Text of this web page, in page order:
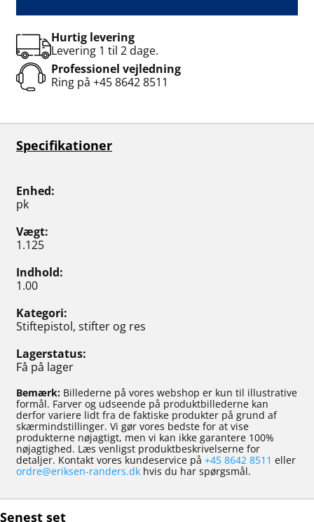
Hurtig levering
Levering 1 til 2 dage.
Professionel vejledning
Ring på +45 8642 8511
Specifikationer
Enhed
pk
Vægt
1.125
Indhold
1.00
Kategori
Stiftepistol, stifter og res
Lagerstatus
Få på lager
Bemærk: Billederne på vores webshop er kun til illustrative
formål. Farver og udseende på produktbillederne kan
derfor variere lidt fra de faktiske produkter på grund af
skærmindstillinger. Vi gør vores bedste for at vise
produkterne nøjagtigt, men vi kan ikke garantere 100%
nøjagtighed. Læs venligst produktbeskrivelserne for
detaljer. Kontakt vores kundeservice på +45 8642 8511 eller
ordre@eriksen-randers.dk hvis du har spørgsmål.
Senest set